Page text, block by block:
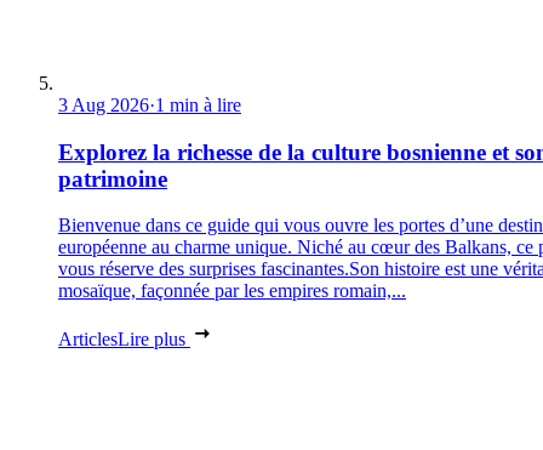
3 Aug 2026·1 min à lire
Explorez la richesse de la culture bosnienne et
patrimoine
Bienvenue dans ce guide qui vous ouvre les portes d’une
européenne au charme unique. Niché au cœur des Balkans, ce
vous réserve des surprises fascinantes.Son histoire est une
mosaïque, façonnée par les empires romain,...
ArticlesLire plus